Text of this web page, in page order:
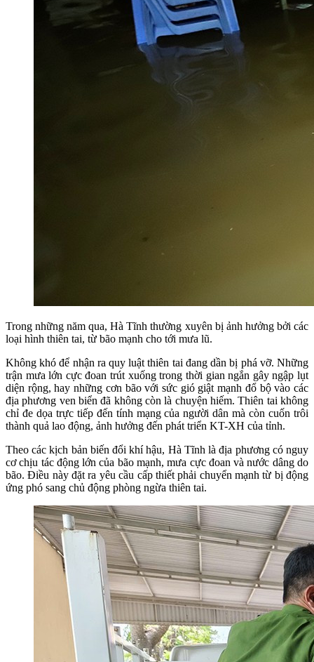
Trong những năm qua, Hà Tĩnh thường xuyên bị ảnh hưởng bởi các
loại hình thiên tai, từ bão mạnh cho tới mưa lũ.
Không khó để nhận ra quy luật thiên tai đang dần bị phá vỡ. Những
trận mưa lớn cực đoan trút xuống trong thời gian ngắn gây ngập lụt
diện rộng, hay những cơn bão với sức gió giật mạnh đổ bộ vào các
địa phương ven biển đã không còn là chuyện hiếm. Thiên tai không
chỉ đe dọa trực tiếp đến tính mạng của người dân mà còn cuốn trôi
thành quả lao động, ảnh hưởng đến phát triển KT-XH của tỉnh.
Theo các kịch bản biến đổi khí hậu, Hà Tĩnh là địa phương có nguy
cơ chịu tác động lớn của bão mạnh, mưa cực đoan và nước dâng do
bão. Điều này đặt ra yêu cầu cấp thiết phải chuyển mạnh từ bị động
ứng phó sang chủ động phòng ngừa thiên tai.